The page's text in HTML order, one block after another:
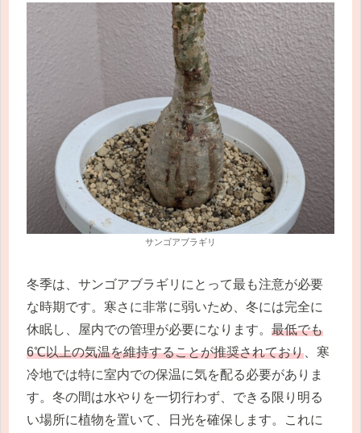
サンゴアブラギリ
冬季は、サンゴアブラギリにとって最も注意が必要
な時期です。寒さに非常に弱いため、冬には完全に
休眠し、屋内での管理が必要になります。 最低でも
6℃以上の気温を維持することが推奨されており 、寒
冷地では特に室内での保温に気を配る必要がありま
す。冬の間は水やりを一切行わず、できる限り明る
い場所に植物を置いて、日光を確保します。これに